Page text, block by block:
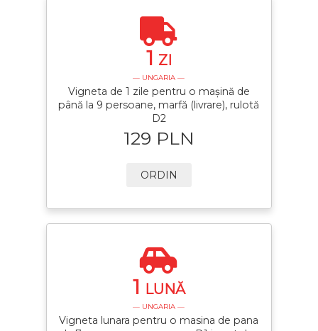
1 ZI
— UNGARIA —
Vigneta de 1 zile pentru o mașină de
până la 9 persoane, marfă (livrare), rulotă
D2
129 PLN
ORDIN
1 LUNĂ
— UNGARIA —
Vigneta lunara pentru o masina de pana